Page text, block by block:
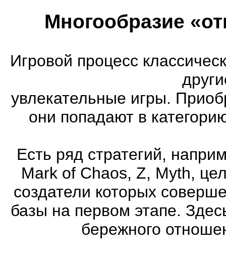
Многообразие
Игровой процесс
увлекательные игры.
они попадают в
Есть ряд стратегий,
Mark of Chaos, Z, Myth,
создатели которых
базы на первом этапе.
бережного